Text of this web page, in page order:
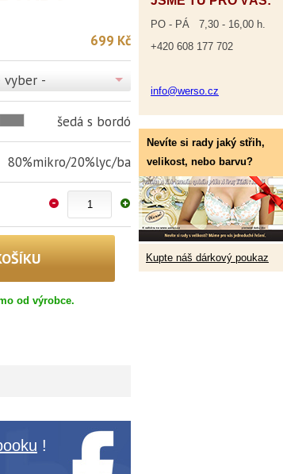
PO - PÁ 7,30 - 16,00 h.
+420 608 177 702
info@werso.cz
Nevíte si rady jaký střih,
velikost, nebo barvu?
Kupte náš dárkový poukaz
699 Kč
vyber -
šedá s bordó
80%mikro/20%lyc/ba
od výrobce.
!